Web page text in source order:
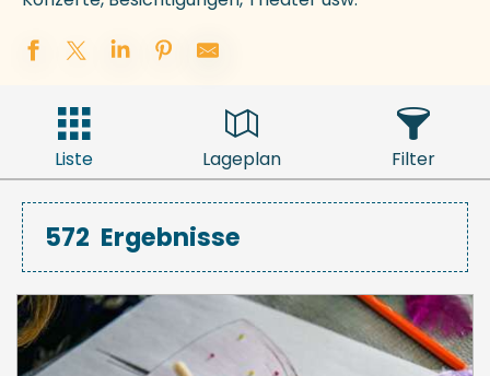
Liste Lageplan Filter
572 Ergebnisse